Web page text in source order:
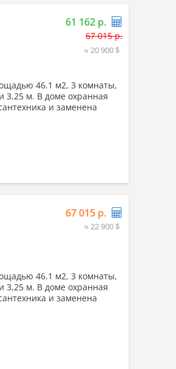
61 162 р.
67 015 р.
≈ 20 900 $
46.1 м2, 3 комнаты,
3,25 м. В доме охранная
и заменена
67 015 р.
≈ 22 900 $
46.1 м2, 3 комнаты,
3,25 м. В доме охранная
и заменена